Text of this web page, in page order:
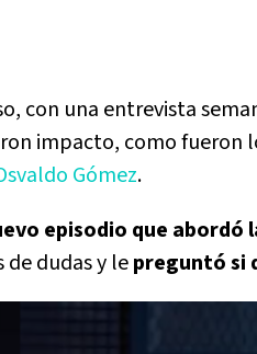
con una entrevista
impacto, como fueron
Gómez.
episodio que abordó
dudas y lepreguntó si